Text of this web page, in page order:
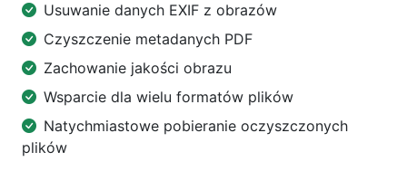
Usuwanie danych EXIF z obrazów
Czyszczenie metadanych PDF
Zachowanie jakości obrazu
Wsparcie dla wielu formatów plików
Natychmiastowe pobieranie oczyszczonych
plików